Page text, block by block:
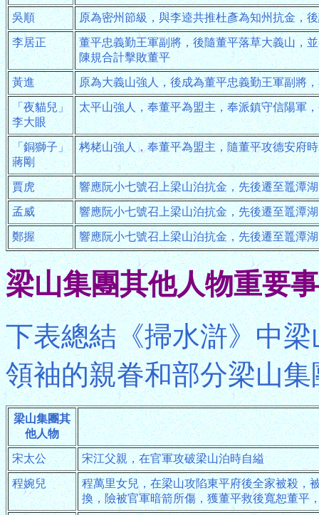
吳順 原為密州節級，與李逵共推杜彥為知州抗金，
李居正
董平忠義勤王軍副將，後隨董平落草大義山，
陳規合計擊敗董平
黃進 原為大義山強人，後成為董平忠義勤王軍副將
「夜貓兒」
李大眼
太平山強人，奉董平為盟主，奉派鎮守信陽軍
「銅獅子」
蔣剛
栲栳山強人，奉董平為盟主，隨董平攻德安府
賈虎 響應阮小七號召上梁山泊抗金，先後遷至鼉潭
孟威 響應阮小七號召上梁山泊抗金，先後遷至鼉潭
鄭握 響應阮小七號召上梁山泊抗金，先後遷至鼉潭
梁山集團其他人物重要
下表總結《掃水滸》中
領袖的親眷和部分梁山
梁山集團其
他人物
宋太公 宋江父親，在官軍攻破梁山泊時自縊
程婉兒
程萬里女兒，在梁山攻陷東平府後全家被殺，
換，險被官軍暗箭所傷，獲董平救後寬恕董平